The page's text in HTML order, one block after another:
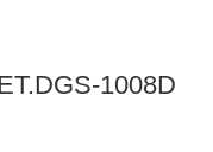
1008D